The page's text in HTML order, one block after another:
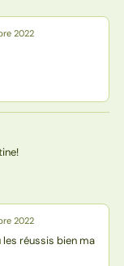
2022
2022
les réussis bien ma